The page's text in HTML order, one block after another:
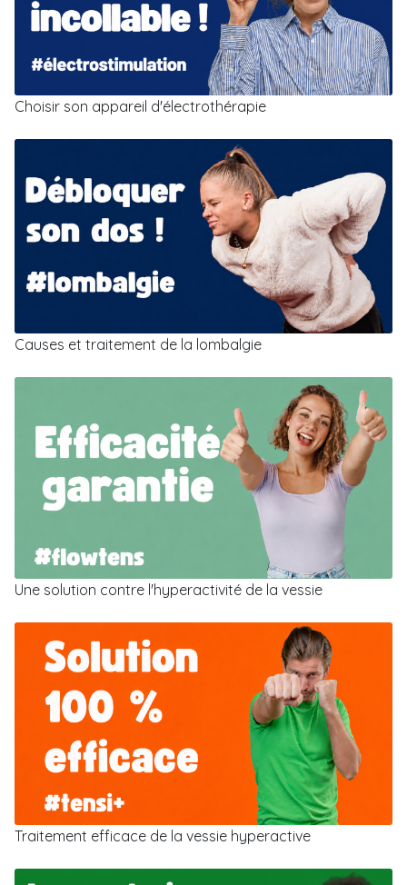
Choisir son appareil d'électrothérapie
Causes et traitement de la lombalgie
Une solution contre l'hyperactivité de la vessie
Traitement efficace de la vessie hyperactive